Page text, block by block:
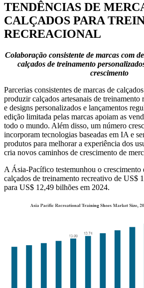
TENDÊNCIAS DE
CALÇADOS PARA
RECREACIONAL
Colaboração consistente de marcas com
calçados de treinamento
crescimento
Parcerias consistentes de marcas de
produzir calçados artesanais de treinamento
e designs personalizados e lançamentos
edição limitada pelas marcas apoiam as
todo o mundo. Além disso, um número
incorporam tecnologias baseadas em IA e
produtos para melhorar a experiência dos
cria novos caminhos de crescimento de
A Ásia-Pacífico testemunhou o crescimento
calçados de treinamento recreativo de US$
para US$ 12,49 bilhões em 2024.